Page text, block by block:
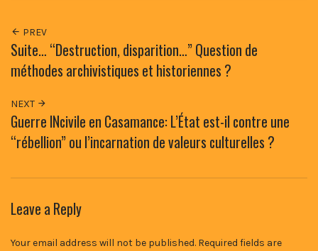
PREV
Suite… “Destruction, disparition…” Question de
méthodes archivistiques et historiennes ?
NEXT
Guerre INcivile en Casamance: L’État est-il contre une
“rébellion” ou l’incarnation de valeurs culturelles ?
Leave a Reply
Your email address will not be published. Required fields are